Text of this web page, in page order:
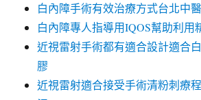
白內障手術有效治療方式台北中
白內障專人指導用IQOS幫助利用
近視雷射手術都有適合設計適合
膠
近視雷射適合接受手術清粉刺療